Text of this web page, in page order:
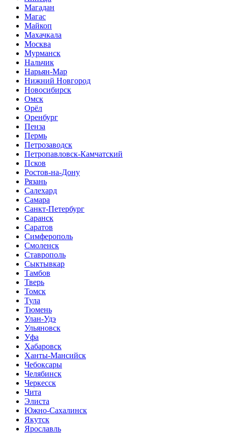
Магадан
Магас
Майкоп
Махачкала
Москва
Мурманск
Нальчик
Нарьян-Мар
Нижний Новгород
Новосибирск
Омск
Орёл
Оренбург
Пенза
Пермь
Петрозаводск
Петропавловск-Камчатский
Псков
Ростов-на-Дону
Рязань
Салехард
Самара
Санкт-Петербург
Саранск
Саратов
Симферополь
Смоленск
Ставрополь
Сыктывкар
Тамбов
Тверь
Томск
Тула
Тюмень
Улан-Удэ
Ульяновск
Уфа
Хабаровск
Ханты-Мансийск
Чебоксары
Челябинск
Черкесск
Чита
Элиста
Южно-Сахалинск
Якутск
Ярославль